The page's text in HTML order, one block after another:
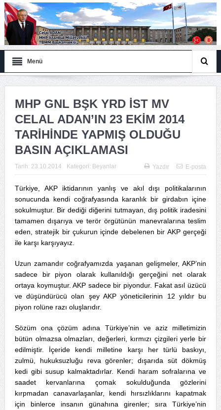
Menü
MHP GNL BŞK YRD İST MV
CELAL ADAN’IN 23 EKİM 2014
TARİHİNDE YAPMIŞ OLDUĞU
BASIN AÇIKLAMASI
Tarih: 23.10.2014 Kategori: Beyanlar Yazdır E-posta
Türkiye, AKP iktidarının yanlış ve akıl dışı politikalarının
sonucunda kendi coğrafyasında karanlık bir girdabın içine
sokulmuştur. Bir dediği diğerini tutmayan, dış politik iradesini
tamamen dışarıya ve terör örgütünün manevralarına teslim
eden, stratejik bir çukurun içinde debelenen bir AKP gerçeği
ile karşı karşıyayız.
Uzun zamandır coğrafyamızda yaşanan gelişmeler, AKP’nin
sadece bir piyon olarak kullanıldığı gerçeğini net olarak
ortaya koymuştur. AKP sadece bir piyondur. Fakat asıl üzücü
ve düşündürücü olan şey AKP yöneticilerinin 12 yıldır bu
piyon rolüne razı oluşlarıdır.
Sözüm ona çözüm adına Türkiye’nin ve aziz milletimizin
bütün olmazsa olmazları, değerleri, kırmızı çizgileri yerle bir
edilmiştir. İçeride kendi milletine karşı her türlü baskıyı,
zulmü, hukuksuzluğu reva görenler; dışarıda süt dökmüş
kedi gibi susup kalmaktadırlar. Kendi haram sofralarına ve
saadet kervanlarına çomak sokulduğunda gözlerini
kırpmadan canavarlaşanlar, kendi hırsızlıklarını kapatmak
için binlerce insanın günahına girenler; sıra Türkiye’nin